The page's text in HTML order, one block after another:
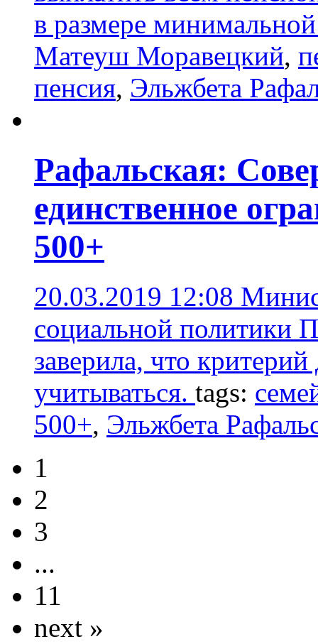
в размере
Матеуш Моравецкий,
пенсия, Эльжбета
Рафальская:
единственное
500+
20.03.2019 12:08
социальной политики
заверила, что
учитываться. tags:
500+, Эльжбета
1
2
3
...
11
next »